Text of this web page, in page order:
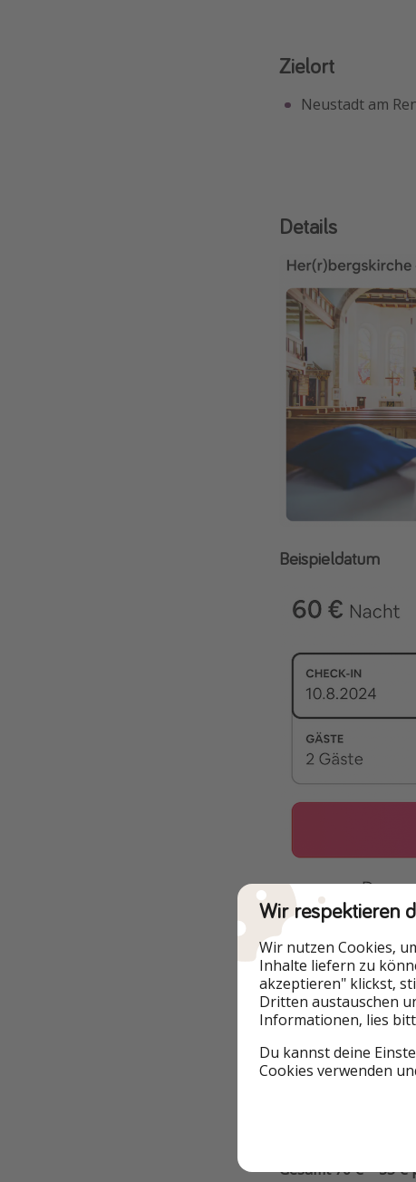
Zielort
Neustadt am
Details
Beispieldatum
Gesamt 70 € = 35
Wir respektieren
Wir nutzen Cookies,
Inhalte liefern zu
akzeptieren" klickst,
Dritten austauschen
Informationen, lies
Du kannst deine
Cookies verwenden